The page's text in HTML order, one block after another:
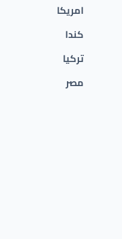
امريكا
كندا
تركيا
مصر